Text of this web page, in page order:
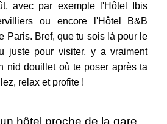
avec par exemple l'Hôtel Ibis
ou encore l'Hôtel B&B
Paris. Bref, que tu sois là pour le
juste pour visiter, y a vraiment
nid douillet où te poser après ta
relax et profite !